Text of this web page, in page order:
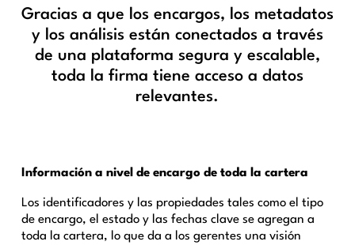
Gracias a que los encargos, los metadatos
y los análisis están conectados a través
de una plataforma segura y escalable,
toda la firma tiene acceso a datos
relevantes.
Información a nivel de encargo de toda la cartera
Los identificadores y las propiedades tales como el tipo
de encargo, el estado y las fechas clave se agregan a
toda la cartera, lo que da a los gerentes una visión